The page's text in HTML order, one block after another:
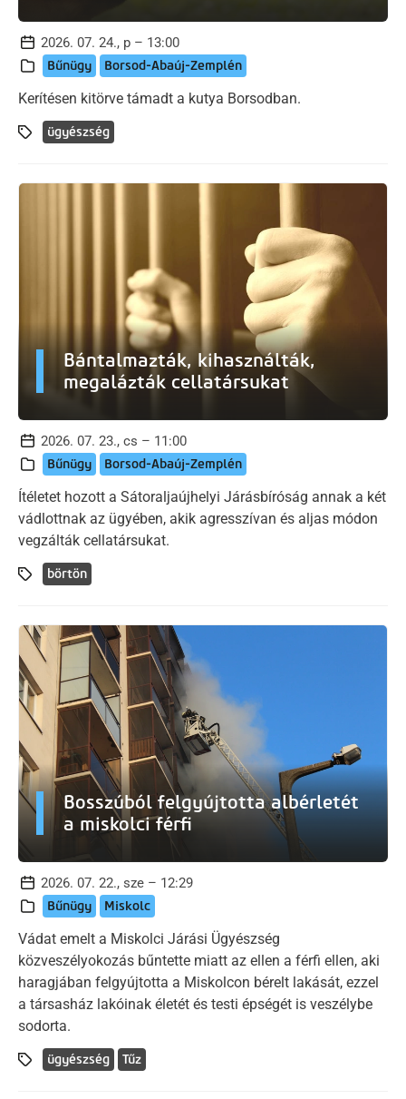
2026. 07. 24., p – 13:00
Bűnügy Borsod-Abaúj-Zemplén
Kerítésen kitörve támadt a kutya Borsodban.
ügyészség
Bántalmazták, kihasználták,
megalázták cellatársukat
2026. 07. 23., cs – 11:00
Bűnügy Borsod-Abaúj-Zemplén
Ítéletet hozott a Sátoraljaújhelyi Járásbíróság annak a két
vádlottnak az ügyében, akik agresszívan és aljas módon
vegzálták cellatársukat.
börtön
Bosszúból felgyújtotta albérletét
a miskolci férfi
2026. 07. 22., sze – 12:29
Bűnügy Miskolc
Vádat emelt a Miskolci Járási Ügyészség
közveszélyokozás bűntette miatt az ellen a férfi ellen, aki
haragjában felgyújtotta a Miskolcon bérelt lakását, ezzel
a társasház lakóinak életét és testi épségét is veszélybe
sodorta.
ügyészség Tűz